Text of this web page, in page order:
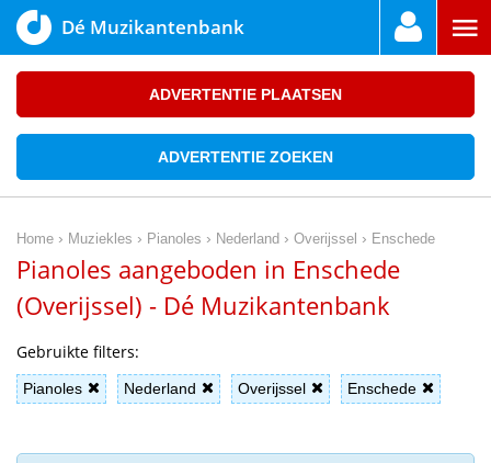
Dé Muzikantenbank
ADVERTENTIE PLAATSEN
ADVERTENTIE ZOEKEN
Home › Muziekles › Pianoles › Nederland › Overijssel › Enschede
Pianoles aangeboden in Enschede
(Overijssel) - Dé Muzikantenbank
Gebruikte filters:
Pianoles Nederland Overijssel Enschede